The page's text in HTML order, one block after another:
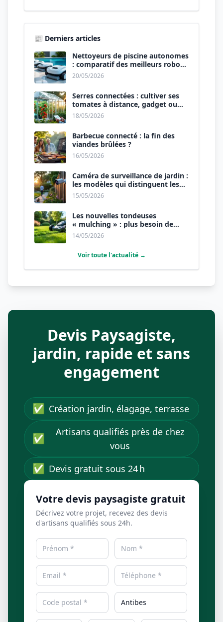
📰 Derniers articles
Nettoyeurs de piscine autonomes
: comparatif des meilleurs robots
de 2026.
20/05/2026
Serres connectées : cultiver ses
tomates à distance, gadget ou
révolution ?
18/05/2026
Barbecue connecté : la fin des
viandes brûlées ?
16/05/2026
Caméra de surveillance de jardin :
les modèles qui distinguent les
humains des animaux.
15/05/2026
Les nouvelles tondeuses
« mulching » : plus besoin de
ramasser l’herbe.
14/05/2026
Voir toute l'actualité →
Devis Paysagiste,
jardin, rapide et sans
engagement
✅ Création jardin, élagage, terrasse
✅
Artisans qualifiés près de chez
vous
✅ Devis gratuit sous 24 h
Votre devis paysagiste gratuit
Décrivez votre projet, recevez des devis
d'artisans qualifiés sous 24h.